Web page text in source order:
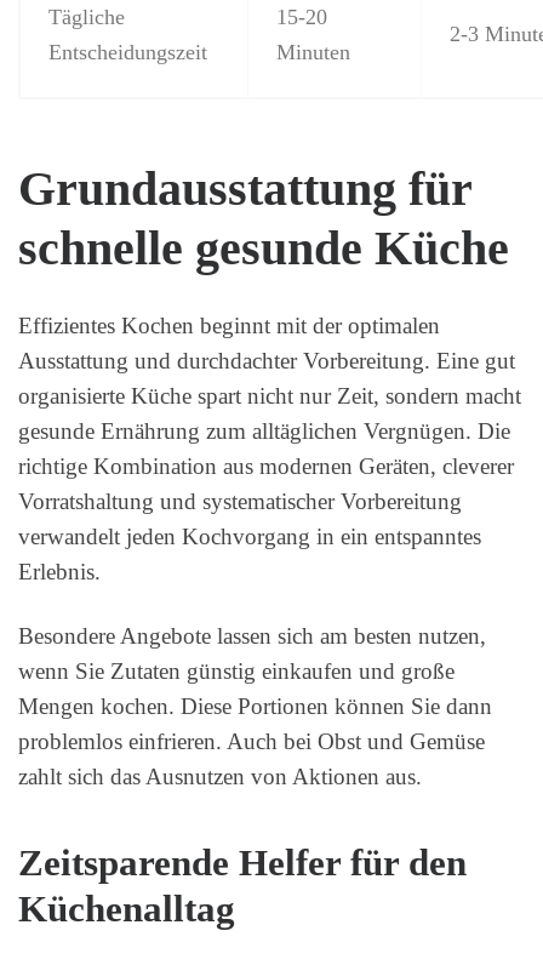
Tägliche
Entscheidungszeit
15-20
Minuten
2-3
Grundausstattung für
schnelle gesunde Küche
Effizientes Kochen beginnt mit der optimalen
Ausstattung und durchdachter Vorbereitung. Eine gut
organisierte Küche spart nicht nur Zeit, sondern macht
gesunde Ernährung zum alltäglichen Vergnügen. Die
richtige Kombination aus modernen Geräten, cleverer
Vorratshaltung und systematischer Vorbereitung
verwandelt jeden Kochvorgang in ein entspanntes
Erlebnis.
Besondere Angebote lassen sich am besten nutzen,
wenn Sie Zutaten günstig einkaufen und große
Mengen kochen. Diese Portionen können Sie dann
problemlos einfrieren. Auch bei Obst und Gemüse
zahlt sich das Ausnutzen von Aktionen aus.
Zeitsparende Helfer für den
Küchenalltag